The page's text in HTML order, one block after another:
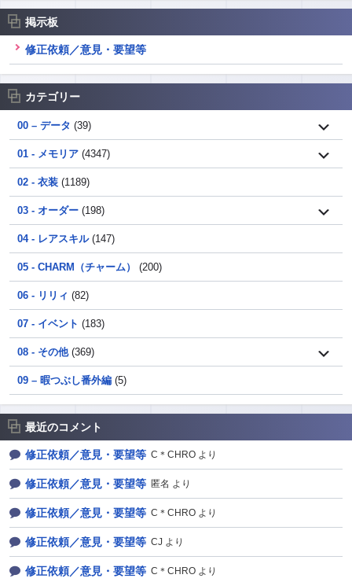
掲示板
修正依頼／意見・要望等
カテゴリー
00 – データ (39)
01 - メモリア (4347)
02 - 衣装 (1189)
03 - オーダー (198)
04 - レアスキル(147)
05 - CHARM（チャーム） (200)
06 - リリィ (82)
07 - イベント (183)
08 - その他(369)
09 – 暇つぶし番外編 (5)
最近のコメント
修正依頼／意見・要望等 C＊CHRO より
修正依頼／意見・要望等 匿名 より
修正依頼／意見・要望等 C＊CHRO より
修正依頼／意見・要望等 CJ より
修正依頼／意見・要望等 C＊CHRO より